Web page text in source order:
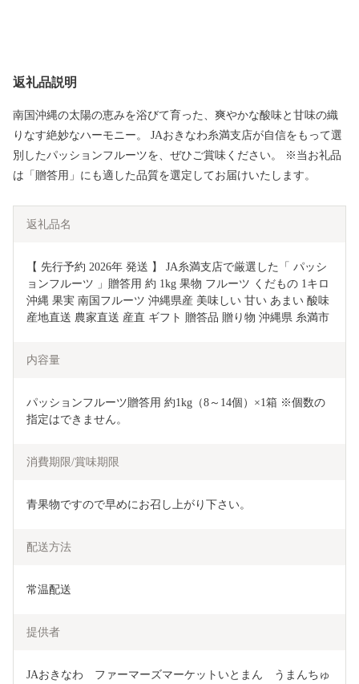
返礼品説明
南国沖縄の太陽の恵みを浴びて育った、爽やかな酸味と甘味の織
りなす絶妙なハーモニー。 JAおきなわ糸満支店が自信をもって選
別したパッションフルーツを、ぜひご賞味ください。 ※当お礼品
は「贈答用」にも適した品質を選定してお届けいたします。
返礼品名
【 先行予約 2026年 発送 】 JA糸満支店で厳選した「 パッシ
ョンフルーツ 」贈答用 約 1kg 果物 フルーツ くだもの 1キロ
沖縄 果実 南国フルーツ 沖縄県産 美味しい 甘い あまい 酸味
産地直送 農家直送 産直 ギフト 贈答品 贈り物 沖縄県 糸満市
内容量
パッションフルーツ贈答用 約1kg（8～14個）×1箱 ※個数の
指定はできません。
消費期限/賞味期限
青果物ですので早めにお召し上がり下さい。
配送方法
常温配送
提供者
JAおきなわ　ファーマーズマーケットいとまん　うまんちゅ